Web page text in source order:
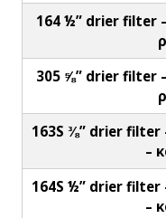
164 ½” drier filter
305 ⅝” drier filter
163S ⅜” drier filter
–
164S ½” drier filter
–